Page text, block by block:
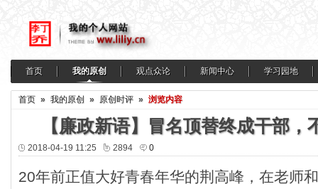
首页 我的原创 观点众论 新闻中心 学习园地
首页 » 我的原创 » 原创时评 » 浏览内容
【廉政新语】冒名顶替终成干部
2018-04-19 11:25 2894 0
20年前正值大好青春年华的荆高峰，在老师